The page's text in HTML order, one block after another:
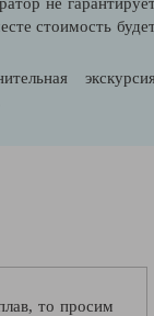
стоимость
то просим